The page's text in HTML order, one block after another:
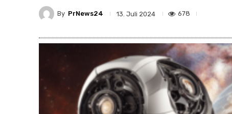
By PrNews24 13. Juli 2024 678